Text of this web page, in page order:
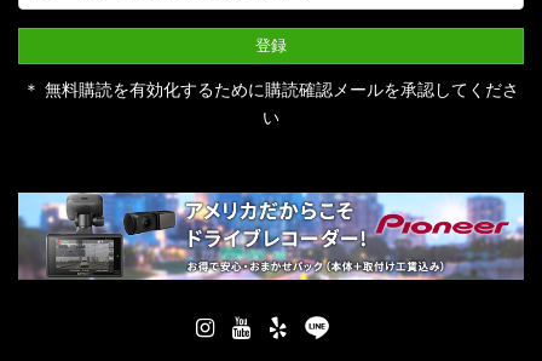
＊ 無料購読を有効化するために購読確認メールを承認してくださ
い